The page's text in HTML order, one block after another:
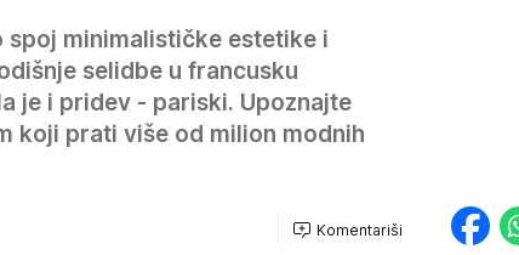
minimalističke estetike i
selidbe u francusku
je i pridev - pariski. Upoznajte
koji prati više od milion modnih
Komentariši